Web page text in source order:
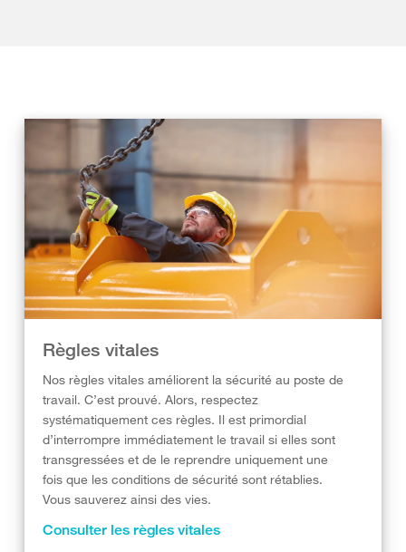
Règles vitales
Nos règles vitales améliorent la sécurité au poste de
travail. C’est prouvé. Alors, respectez
systématiquement ces règles. Il est primordial
d’interrompre immédiatement le travail si elles sont
transgressées et de le reprendre uniquement une
fois que les conditions de sécurité sont rétablies.
Vous sauverez ainsi des vies.
Consulter les règles vitales